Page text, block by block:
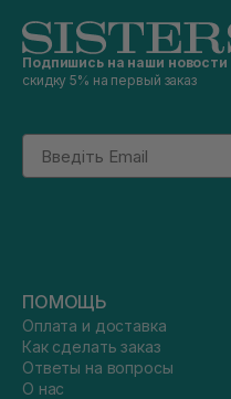
Подпишись на наши новости
скидку 5% на первый заказ
Email
ПОМОЩЬ
Оплата и доставка
Как сделать заказ
Ответы на вопросы
О нас